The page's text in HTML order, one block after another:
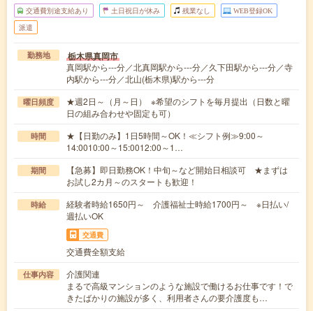
交通費別途支給あり 土日祝日が休み 残業なし WEB登録OK
派遣
勤務地 栃木県真岡市
真岡駅から---分／北真岡駅から---分／久下田駅から---分／寺
内駅から---分／北山(栃木県)駅から---分
曜日頻度
★週2日～（月～日） ※希望のシフトを毎月提出（日数と曜
日の組み合わせや固定も可）
時間
★【日勤のみ】1日5時間～OK！≪シフト例≫9:00～
14:0010:00～15:0012:00～1…
期間
【急募】即日勤務OK！中旬～など開始日相談可 ★まずは
お試し2カ月～のスタートも歓迎！
時給
経験者時給1650円～ 介護福祉士時給1700円～ ※日払い/
週払いOK
交通費
交通費全額支給
仕事内容
介護関連
まるで高級マンションのような施設で働けるお仕事です！で
きたばかりの施設が多く、利用者さんの要介護度も…